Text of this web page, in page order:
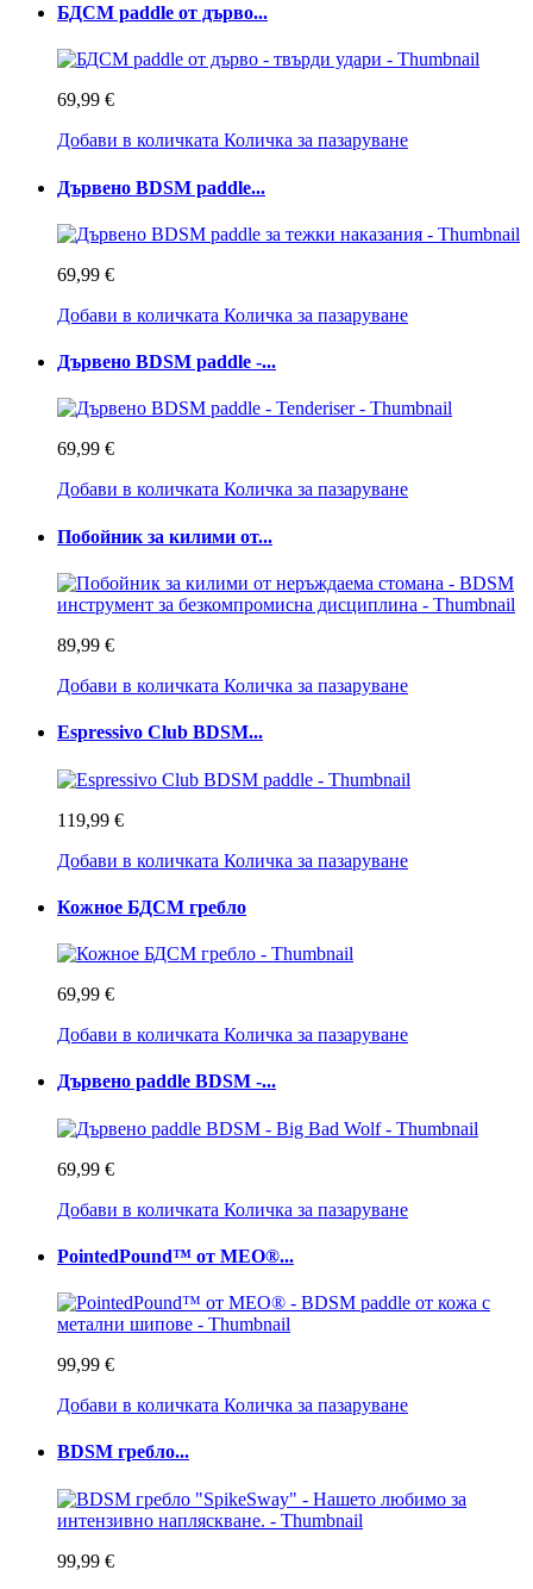
БДСМ paddle от дърво...
69,99 €
Добави в количката Количка за пазаруване
Дървено BDSM paddle...
69,99 €
Добави в количката Количка за пазаруване
Дървено BDSM paddle -...
69,99 €
Добави в количката Количка за пазаруване
Побойник за килими от...
89,99 €
Добави в количката Количка за пазаруване
Espressivo Club BDSM...
119,99 €
Добави в количката Количка за пазаруване
Кожное БДСМ гребло
69,99 €
Добави в количката Количка за пазаруване
Дървено paddle BDSM -...
69,99 €
Добави в количката Количка за пазаруване
PointedPound™ от MEO®...
99,99 €
Добави в количката Количка за пазаруване
BDSM гребло...
99,99 €